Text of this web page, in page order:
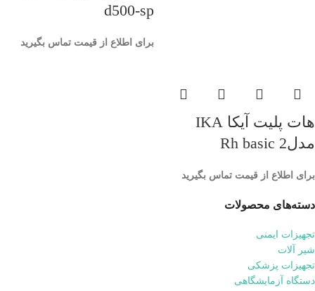
دسته‌های محصولات
تجهیزات ایمنی
شیر آلات
تجهیزات پزشکی
دستگاه آزمایشگاهی
هات پلیت آیکا IKA
مدلRh basic 2
برای اطلاع از قیمت تماس بگیرید
d500-sp
برای اطلاع از قیمت تماس بگیرید